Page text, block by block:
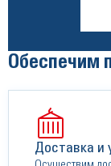
Обеспечим
Доставка и